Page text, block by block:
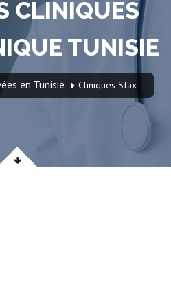
CLINIQUES
TUNISIE
en Tunisie Cliniques Sfax